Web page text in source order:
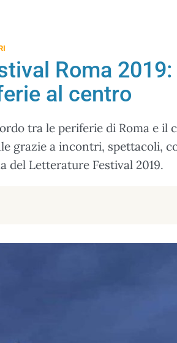
Roma
al centro
tra le periferie di Roma e il
grazie a incontri, spettacoli,
del Letterature Festival 2019.